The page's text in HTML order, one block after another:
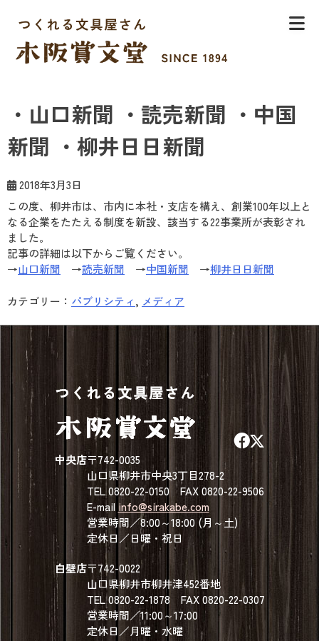
Skip
content
・山口新聞 ・読売新聞 ・中国
新聞 ・柳井日日新聞
2018年3月3日
この度、柳井市は、市内に本社・支店を構え、創業100年以上と
なる企業をたたえる制度を新設、該当する22事業所が表彰され
ました。
記事の詳細は以下からご覧ください。
→山口新聞 →読売新聞 →中国新聞 →柳井日日新聞
カテゴリー： パブリシティ , メディア
中央店〒742-0035
山口県柳井市中央3丁目278-2
TEL 0820-22-0150 FAX 0820-22-9506
E-mail info@sirakabe.com
営業時間／8:00～18:00 (月～土)
定休日／日曜・祝日
白壁店〒742-0022
山口県柳井市柳井津452番地
TEL 0820-22-1878 FAX 0820-22-0307
営業時間／11:00～17:00
定休日／月曜・水曜